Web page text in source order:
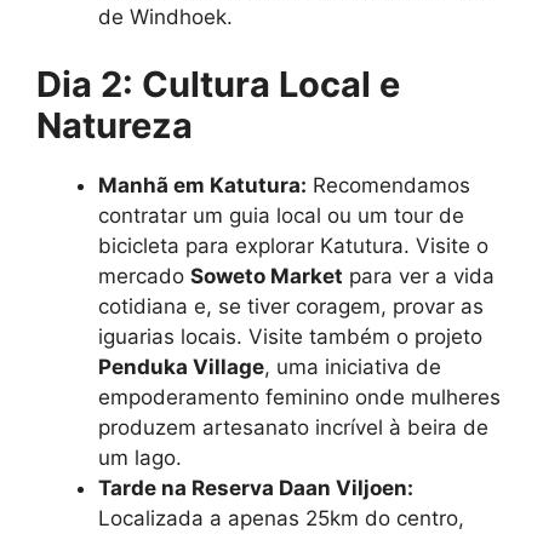
de Windhoek.
Dia 2: Cultura Local e
Natureza
Manhã em Katutura: Recomendamos
contratar um guia local ou um tour de
bicicleta para explorar Katutura. Visite o
mercado Soweto Market para ver a vida
cotidiana e, se tiver coragem, provar as
iguarias locais. Visite também o projeto
Penduka Village, uma iniciativa de
empoderamento feminino onde mulheres
produzem artesanato incrível à beira de
um lago.
Tarde na Reserva Daan Viljoen:
Localizada a apenas 25km do centro,